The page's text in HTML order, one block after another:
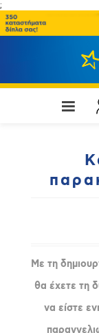
;
Με τη
θα έχετε τη
να είστε